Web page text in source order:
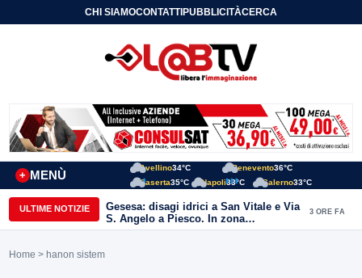
CHI SIAMOCONTATTIPUBBLICITÀCERCA
MENÙ
+
Avellino34°C Benevento36°C
Caserta35°C Napoli33°C Salerno33°C
ULTIME NOTIZIE
Gesesa: disagi idrici a San Vitale e Via
S. Angelo a Piesco. In zona
posizionata l’autobotte
3 ORE FA
Home > hanon sistem